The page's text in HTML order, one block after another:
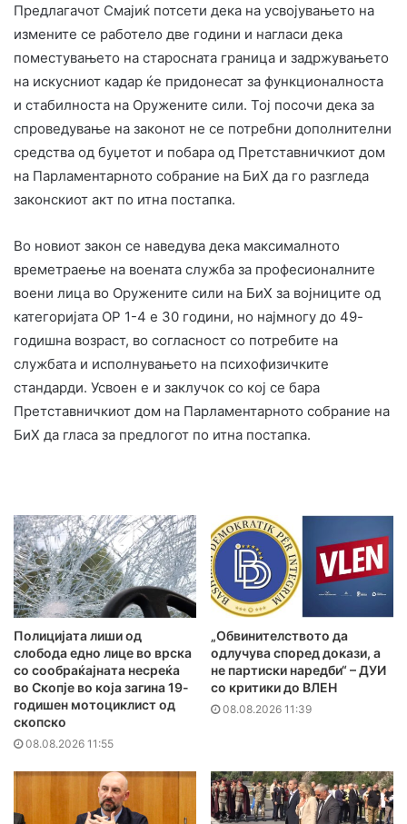
Предлагачот Смајиќ потсети дека на усвојувањето на
измените се работело две години и нагласи дека
поместувањето на старосната граница и задржувањето
на искусниот кадар ќе придонесат за функционалноста
и стабилноста на Оружените сили. Тој посочи дека за
спроведување на законот не се потребни дополнителни
средства од буџетот и побара од Претставничкиот дом
на Парламентарното собрание на БиХ да го разгледа
законскиот акт по итна постапка.
Во новиот закон се наведува дека максималното
времетраење на воената служба за професионалните
воени лица во Оружените сили на БиХ за војниците од
категоријата ОР 1-4 е 30 години, но најмногу до 49-
годишна возраст, во согласност со потребите на
службата и исполнувањето на психофизичките
стандарди. Усвоен е и заклучок со кој се бара
Претставничкиот дом на Парламентарното собрание на
БиХ да гласа за предлогот по итна постапка.
Полицијата лиши од
слобода едно лице во врска
со сообраќајната несреќа
во Скопје во која загина 19-
годишен мотоциклист од
скопско
08.08.2026 11:55
„Обвинителството да
одлучува според докази, а
не партиски наредби“ – ДУИ
со критики до ВЛЕН
08.08.2026 11:39